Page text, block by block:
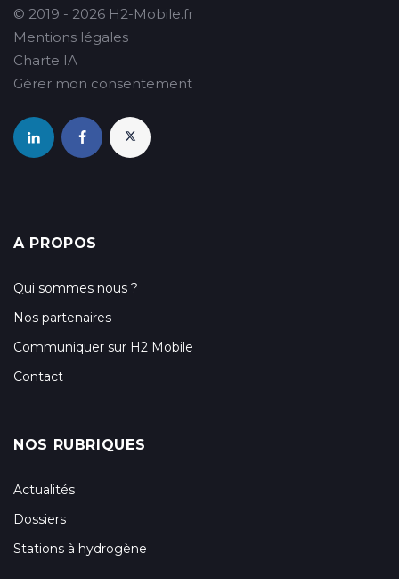
© 2019 - 2026 H2-Mobile.fr
Mentions légales
Charte IA
Gérer mon consentement
A PROPOS
Qui sommes nous ?
Nos partenaires
Communiquer sur H2 Mobile
Contact
NOS RUBRIQUES
Actualités
Dossiers
Stations à hydrogène